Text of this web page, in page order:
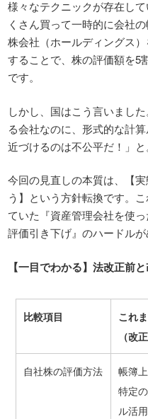
様々なテクニックが存在し
くさん買って一時的に会社
株会社（ホールディングス
することで、株の評価額を5
です。
しかし、国はこう言いまし
る会社なのに、形式的な計
近づけるのは不公平だ！」と
今回の見直しの本質は、【
う】という方針転換です。
ていた『資産管理会社を使
評価引き下げ』のハードル
【一目でわかる】法改正前
比較項目
これ
（改
自社株の評価方法
帳簿
特定
ル活